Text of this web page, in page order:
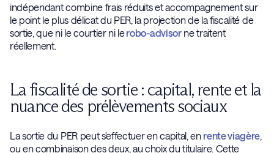
indépendant combine frais réduits et accompagnement sur
le point le plus délicat du PER, la projection de la fiscalité de
sortie, que ni le courtier ni lerobo-advisorne traitent
réellement.
La fiscalité de sortie : capital, rente et la
nuance des prélèvements sociaux
La sortie du PER peut s'effectuer en capital, en rente viagère,
ou en combinaison des deux, au choix du titulaire. Cette